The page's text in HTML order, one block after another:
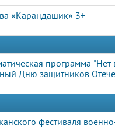
«Карандашик» 3+
программа
Дню защитников
фестиваля